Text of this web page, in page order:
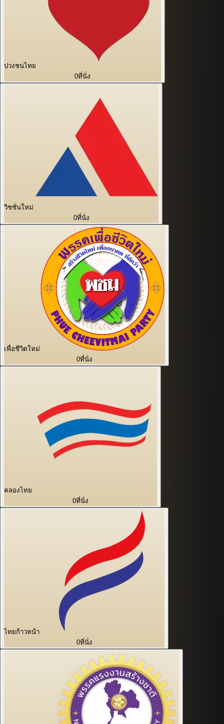
ปวงชนไทย
0ที่นั่ง
วิชชั่นใหม่
0ที่นั่ง
เพื่อชีวิตใหม่
0ที่นั่ง
คลองไทย
0ที่นั่ง
ไทยก้าวหน้า
0ที่นั่ง